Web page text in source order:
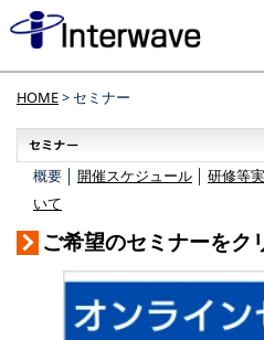
HOME> セミナー
概要 │ 開催スケジュール 研修等
いて
ご希望のセミナーをク